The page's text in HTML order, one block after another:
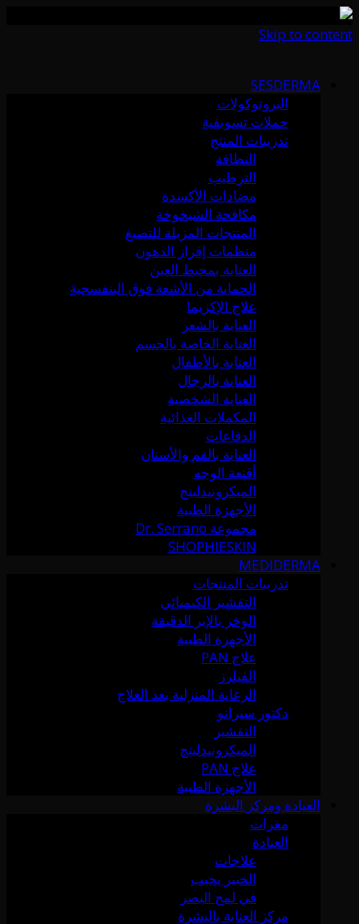
Skip to content
SESDERMA
البروتوكولات
حملات تسويقية
تدريبات المنتج
النظافة
الترطيب
مضادات الأكسدة
مكافحة الشيخوخة
المنتجات المزيلة للتصبغ
منظمات إفراز الدهون
العناية بمحيط العين
الحماية من الأشعة فوق البنفسجية
علاج الإكزيما
العناية بالشعر
العناية الخاصة بالجسم
العناية بالأطفال
العناية بالرجال
العناية الشخصية
المكملات الغذائية
الدفاعات
العناية بالفم والأسنان
أقنعة الوجه
الميكرونيدلينج
الأجهزة الطبية
مجموعة Dr. Serrano
SHOPHIESKIN
MEDIDERMA
تدريبات المنتجات
التقشير الكيميائي
الوخز بالإبر الدقيقة
الأجهزة الطبية
علاج PAN
الفيلرز
الرعاية المنزلية بعد العلاج
دكتور سيرانو
التقشير
الميكرونيدلينج
علاج PAN
الأجهزة الطبية
العيادة ومركز البشرة
مقرات
العيادة
علاجات
الخبير يجيب
في لمح البصر
مركز العناية بالبشرة